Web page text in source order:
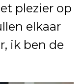
plezier op
elkaar
ik ben de